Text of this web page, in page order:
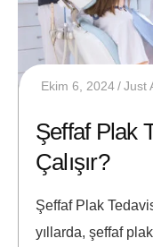
Ekim 6, 2024 Just
Şeffaf Plak
Çalışır?
Şeffaf Plak
yıllarda, şeffaf